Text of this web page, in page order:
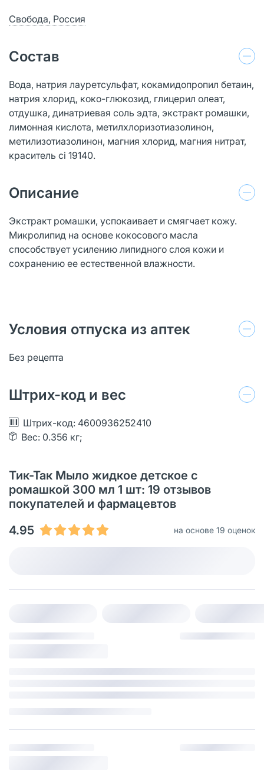
Свобода, Россия
Состав
Вода, натрия лауретсульфат, кокамидопропил бетаин,
натрия хлорид, коко-глюкозид, глицерил олеат,
отдушка, динатриевая соль эдта, экстракт ромашки,
лимонная кислота, метилхлоризотиазолинон,
метилизотиазолинон, магния хлорид, магния нитрат,
краситель ci 19140.
Описание
Экстракт ромашки, успокаивает и смягчает кожу.
Микролипид на основе кокосового масла
способствует усилению липидного слоя кожи и
сохранению ее естественной влажности.
Условия отпуска из аптек
Без рецепта
Штрих-код и вес
Штрих-код: 4600936252410
Вес: 0.356 кг;
Тик-Так Мыло жидкое детское с
ромашкой 300 мл 1 шт: 19 отзывов
покупателей и фармацевтов
4.95
на основе 19 оценок